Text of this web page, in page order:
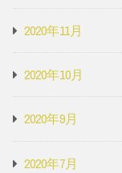
2020年11月
2020年10月
2020年9月
2020年7月